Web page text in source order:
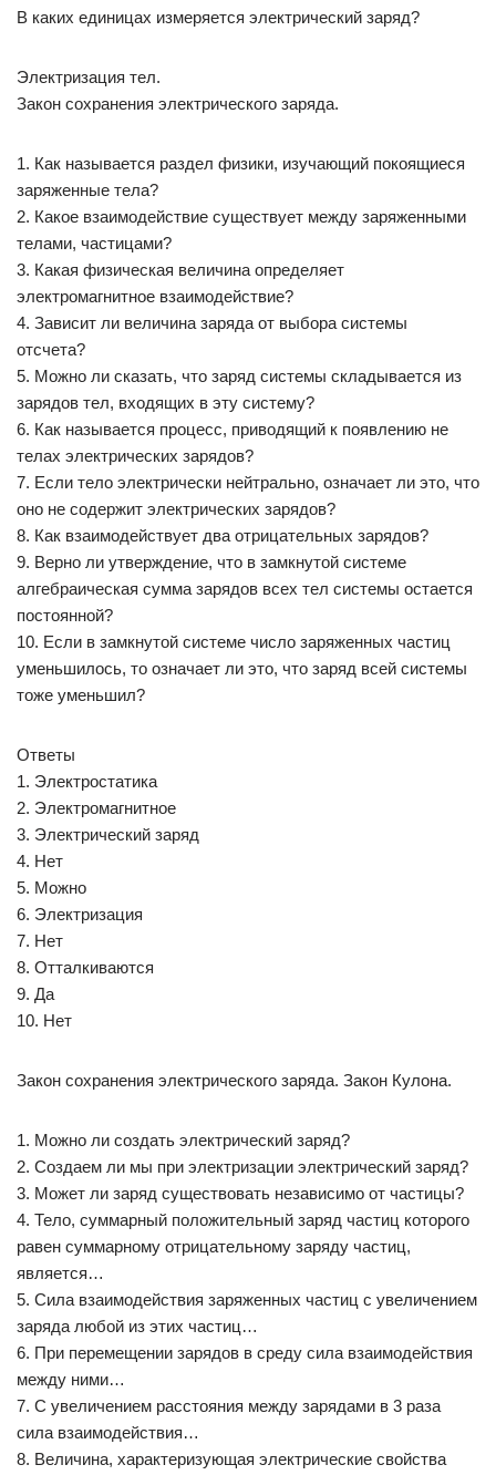
В каких единицах измеряется электрический заряд?
Электризация тел.
Закон сохранения электрического заряда.
1. Как называется раздел физики, изучающий покоящиеся
заряженные тела?
2. Какое взаимодействие существует между заряженными
телами, частицами?
3. Какая физическая величина определяет
электромагнитное взаимодействие?
4. Зависит ли величина заряда от выбора системы
отсчета?
5. Можно ли сказать, что заряд системы складывается из
зарядов тел, входящих в эту систему?
6. Как называется процесс, приводящий к появлению не
телах электрических зарядов?
7. Если тело электрически нейтрально, означает ли это, что
оно не содержит электрических зарядов?
8. Как взаимодействует два отрицательных зарядов?
9. Верно ли утверждение, что в замкнутой системе
алгебраическая сумма зарядов всех тел системы остается
постоянной?
10. Если в замкнутой системе число заряженных частиц
уменьшилось, то означает ли это, что заряд всей системы
тоже уменьшил?
Ответы
1. Электростатика
2. Электромагнитное
3. Электрический заряд
4. Нет
5. Можно
6. Электризация
7. Нет
8. Отталкиваются
9. Да
10. Нет
Закон сохранения электрического заряда. Закон Кулона.
1. Можно ли создать электрический заряд?
2. Создаем ли мы при электризации электрический заряд?
3. Может ли заряд существовать независимо от частицы?
4. Тело, суммарный положительный заряд частиц которого
равен суммарному отрицательному заряду частиц,
является…
5. Сила взаимодействия заряженных частиц с увеличением
заряда любой из этих частиц…
6. При перемещении зарядов в среду сила взаимодействия
между ними…
7. С увеличением расстояния между зарядами в 3 раза
сила взаимодействия…
8. Величина, характеризующая электрические свойства